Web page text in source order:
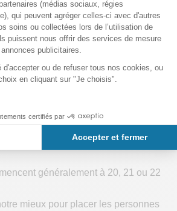
de place assise avant d’arriver au
votre entrée dans le stade.
à l’entrée et facilitez les contrôles
la partie. Assister à un match du
une aventure familiale, les gestes
sont très mal vus.
généralement à 20, 21 ou 22
mieux pour placer les personnes